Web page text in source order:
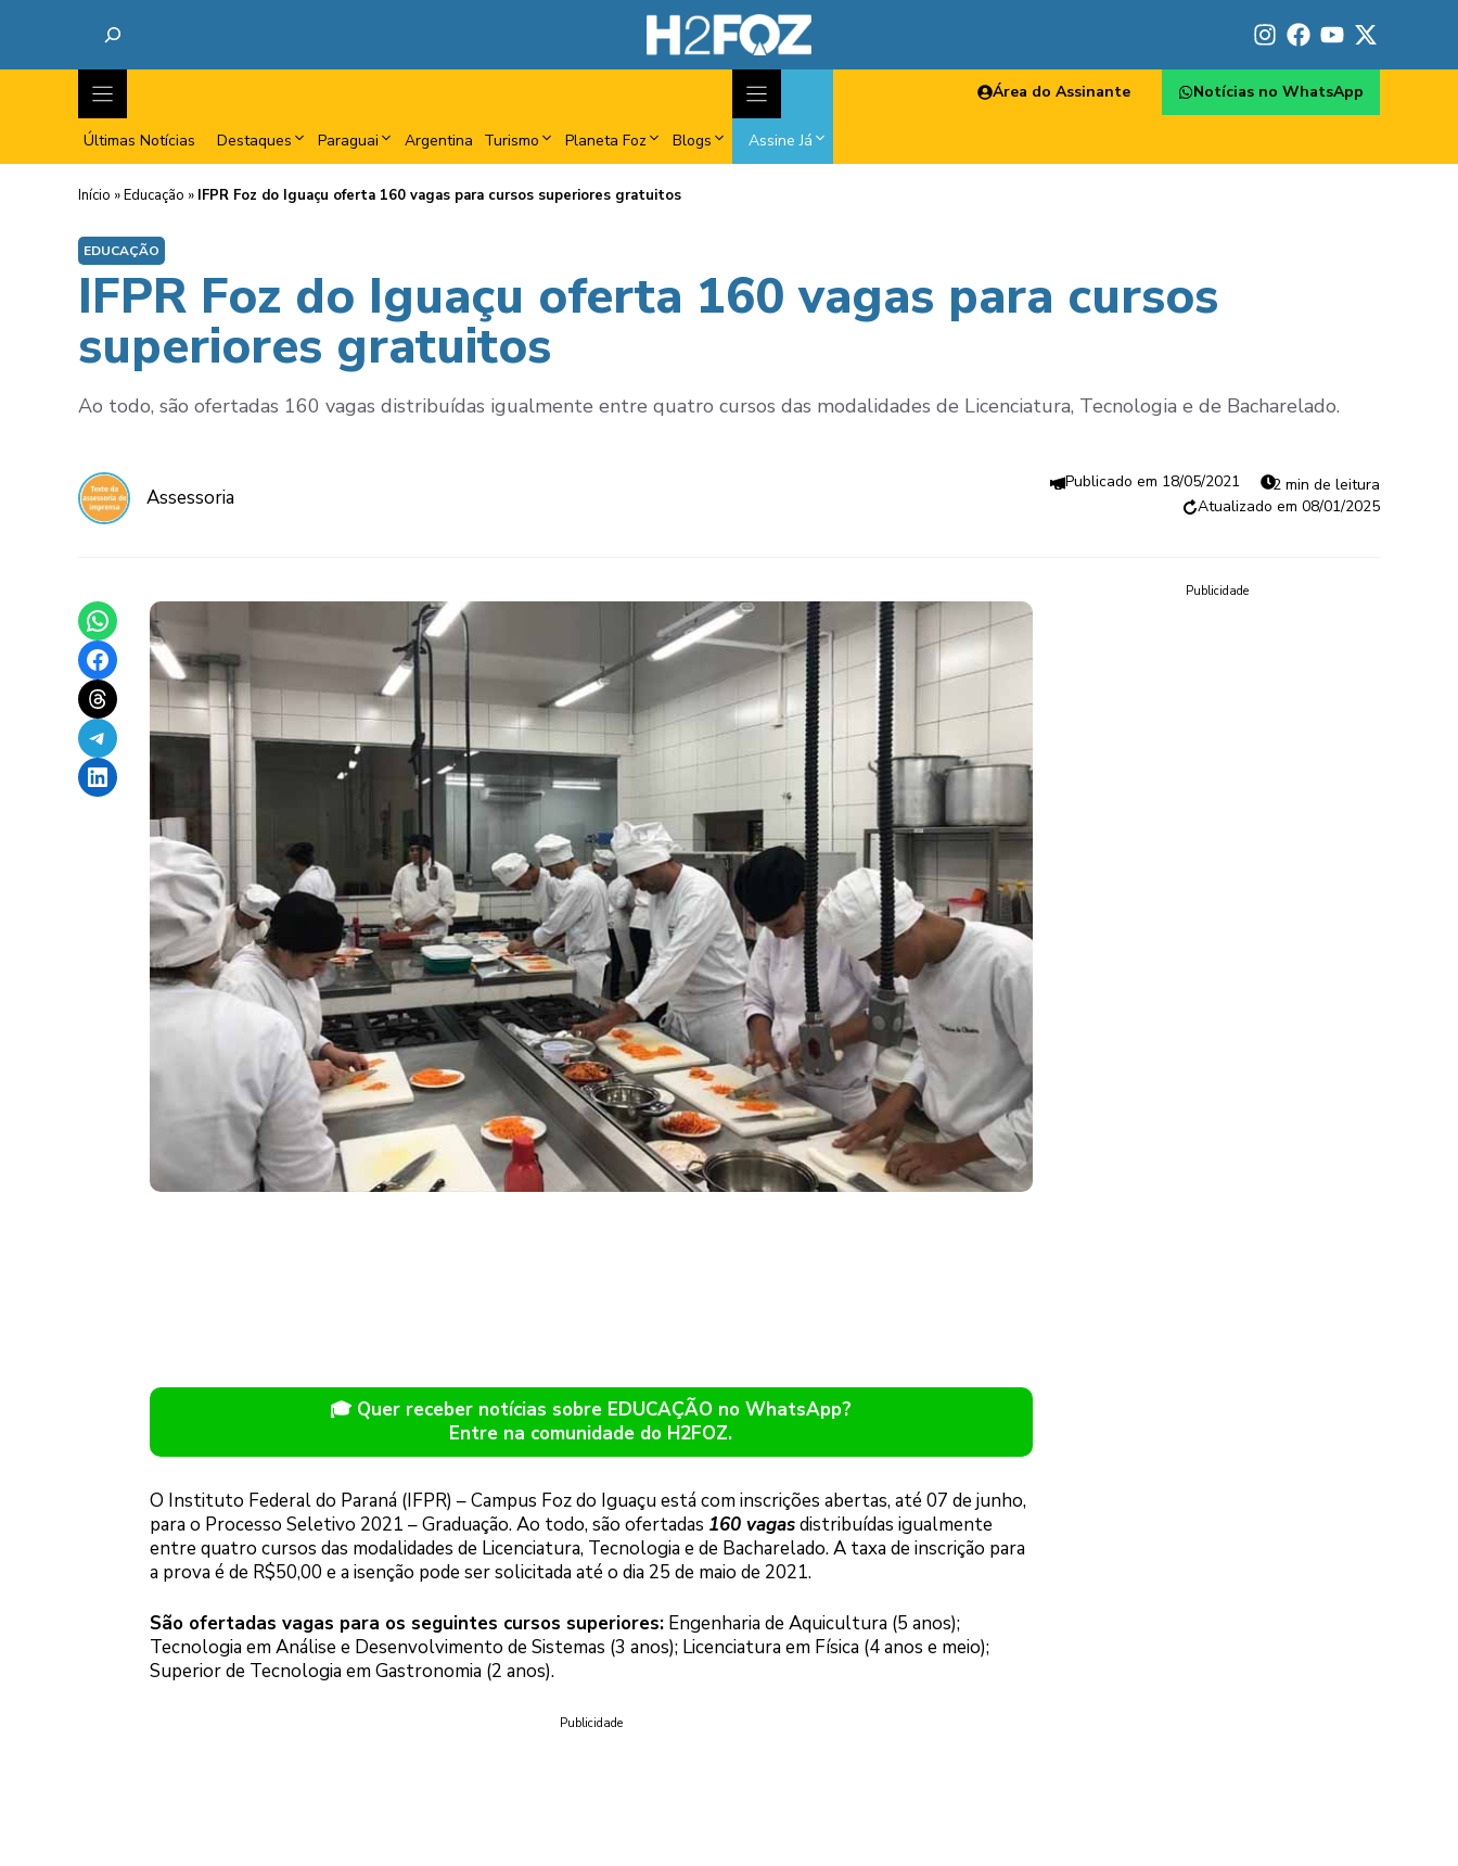
Últimas Notícias Destaques Paraguai Argentina Turismo Planeta Foz Blogs Assine Já
Área do Assinante Notícias no WhatsApp
Início »Educação » IFPR Foz do Iguaçu oferta 160 vagas para cursos superiores gratuitos
EDUCAÇÃO
IFPR Foz do Iguaçu oferta 160 vagas para cursos
superiores gratuitos
Ao todo, são ofertadas 160 vagas distribuídas igualmente entre quatro cursos das modalidades de Licenciatura, Tecnologia e de Bacharelado.
Assessoria
18/05/2021
2 min de leitura
08/01/2025
Share on WhatsApp
Share on Facebook
Share on Threads
Share on Telegram
Share on LinkedIn
🎓 Quer receber notícias sobre EDUCAÇÃO no WhatsApp?
Entre na comunidade do H2FOZ.
O Instituto Federal do Paraná (IFPR) – Campus Foz do Iguaçu está com inscrições abertas, até 07 de junho,
para o Processo Seletivo 2021 – Graduação. Ao todo, são ofertadas 160 vagasdistribuídas igualmente
entre quatro cursos das modalidades de Licenciatura, Tecnologia e de Bacharelado. A taxa de inscrição para
a prova é de R$50,00 e a isenção pode ser solicitada até o dia 25 de maio de 2021.
São ofertadas vagas para os seguintes cursos superiores:Engenharia de Aquicultura (5 anos);
Tecnologia em Análise e Desenvolvimento de Sistemas (3 anos); Licenciatura em Física (4 anos e meio);
Superior de Tecnologia em Gastronomia (2 anos).
Publicidade
Publicidade